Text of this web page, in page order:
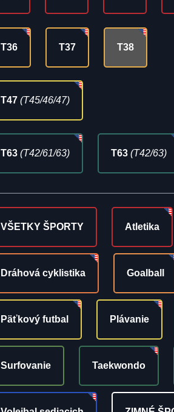
T36 T37 T38
T47 (T45/46/47)
T63 (T42/61/63) T63 (T42/63)
VŠETKY ŠPORTY Atletika
Dráhová cyklistika Goalball
Päťkový futbal Plávanie
Surfovanie Taekwondo